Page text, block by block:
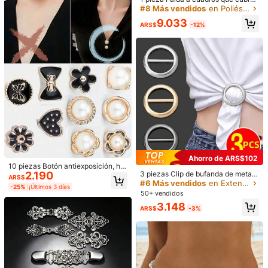
r***h
يمشيالحال مومرهقوي
Útil
Color: Multicolor / Tipo de Estilo: Mariposa / Talla: Unitalla
付けようとしたとき1 個壊れたし、元々1 つ壊れててさいあく
Útil(0)
Detalles Del Producto
Material: Aleación de zinc
Ver más
KAIQING01
4,79 151 Seguidores
4,79 151 Seguidores
4,79 151 Seguidores
4,79 151 Seguidores
Seguir
ndible para el Armario
10 piezas Botón antiexposición, he
billa invisible para ajustar la ropa, aj
ustador de cintura, broche para ves
tidos
ARS$2.190
-25% ¡Últimos 3 días
a cadera, Falda plisada de moda qu
nar con falda línea A o minifalda, El
#8 Más vendidos en Poliéster Cinturones y cinturones de mujer Acce
ARS$9.033 -12%
Ahorro de ARS$102
3 piezas Clip de bufanda de metal
elegante y clip de accesorio - Acce
sorio de moda multifuncional, adec
uado para decorar bufandas, camis
etas y cinturones - Perfecto para c
#6 Más vendidos en Extensor de cintura Cinturones y cinturones de
50+ vendidos
ARS$3.148 -3%